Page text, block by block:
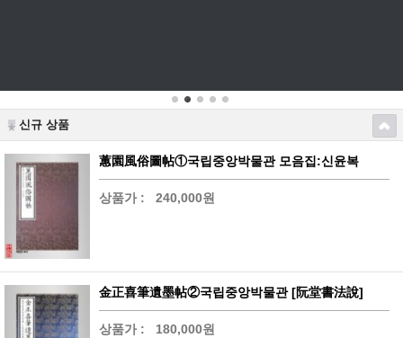
신규 상품
蕙園風俗圖帖①국립중앙박물관 모음집:신윤복
상품가 : 240,000원
金正喜筆遺墨帖②국립중앙박물관 [阮堂書法說]
상품가 : 180,000원